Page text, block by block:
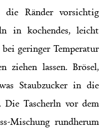
die Ränder vorsichtig
in kochendes, leicht
bei geringer Temperatur
ziehen lassen. Brösel,
Staubzucker in die
Die Tascherln vor dem
Mischung rundherum